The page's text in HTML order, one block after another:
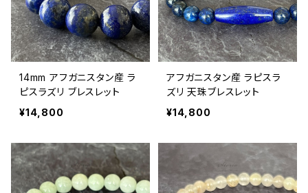
14mm アフガニスタン産 ラ
ピスラズリ ブレスレット
¥14,800
アフガニスタン産 ラピスラ
ズリ 天珠ブレスレット
¥14,800